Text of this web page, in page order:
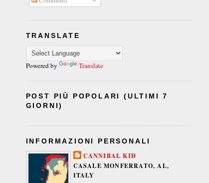
TRANSLATE
Powered by Translate
POST PIÙ POPOLARI (ULTIMI 7
GIORNI)
INFORMAZIONI PERSONALI
CANNIBAL KID
CASALE MONFERRATO, AL,
ITALY